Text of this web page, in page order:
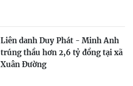
Liên danh Duy Phát - Minh Anh
trúng thầu hơn 2,6 tỷ đồng tại xã
Xuân Đường